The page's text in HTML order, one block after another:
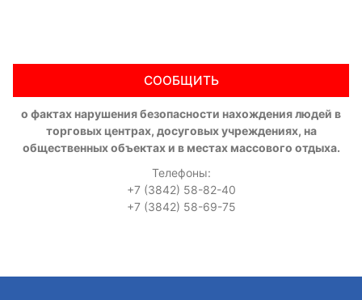
СООБЩИТЬ
о фактах нарушения безопасности нахождения людей в
торговых центрах, досуговых учреждениях, на
общественных объектах и в местах массового отдыха.
Телефоны:
+7 (3842) 58-82-40
+7 (3842) 58-69-75